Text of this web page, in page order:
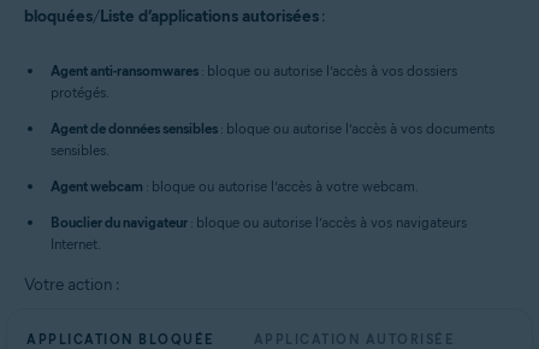
bloquées/Liste d’applications autorisées:
Agent anti-ransomwares : bloque ou autorise l’accès à vos dossiers
protégés.
Agent de données sensibles : bloque ou autorise l’accès à vos documents
sensibles.
Agent webcam : bloque ou autorise l’accès à votre webcam.
Bouclier du navigateur : bloque ou autorise l’accès à vos navigateurs
Internet.
Votre action :
APPLICATION BLOQUÉE APPLICATION AUTORISÉE